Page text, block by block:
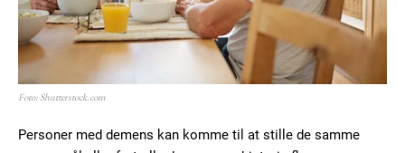
Foto: Shutterstock.com
Personer med demens kan komme til at stille de samme